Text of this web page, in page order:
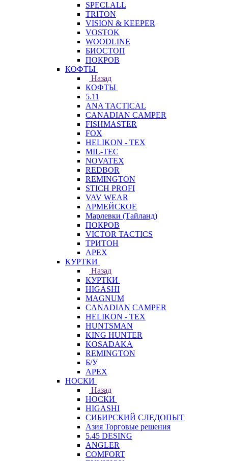
SPECI.ALL
TRITON
VISION & KEEPER
VOSTOK
WOODLINE
БИОСТОП
ПОКРОВ
КОФТЫ
Назад
КОФТЫ
5.11
ANA TACTICAL
CANADIAN CAMPER
FISHMASTER
FOX
HELIKON - TEX
MIL-TEC
NOVATEX
REDBOR
REMINGTON
STICH PROFI
VAV WEAR
АРМЕЙСКОЕ
Марлевки (Тайланд)
ПОКРОВ
VICTOR TACTICS
ТРИТОН
APEX
КУРТКИ
Назад
КУРТКИ
HIGASHI
MAGNUM
CANADIAN CAMPER
HELIKON - TEX
HUNTSMAN
KING HUNTER
KOSADAKA
REMINGTON
Б/У
APEX
НОСКИ
Назад
НОСКИ
HIGASHI
СИБИРСКИЙ СЛЕДОПЫТ
Азия Торговые решения
5.45 DESING
ANGLER
COMFORT